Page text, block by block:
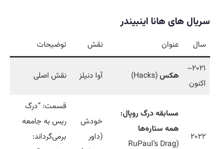
سریال های هانا اینبیندر
سال عنوان نقش
توضیحات
۲۰۲۱–
اکنون
هکس(Hacks) آوا دنیلز نقش اصلی
۲۰۲۲
مسابقه درگ روپال:
همه ستاره‌ها
(RuPaul’s Drag
خودش
(داور
قسمت: “درگ
ریس به جامعه
برمی‌گرداند: